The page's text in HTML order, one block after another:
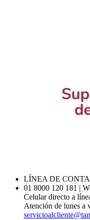
LÍNEA DE
01 8000 120 181 |
Celular directo a
Atención de lunes a